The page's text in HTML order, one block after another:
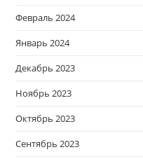
Февраль 2024
Январь 2024
Декабрь 2023
Ноябрь 2023
Октябрь 2023
Сентябрь 2023